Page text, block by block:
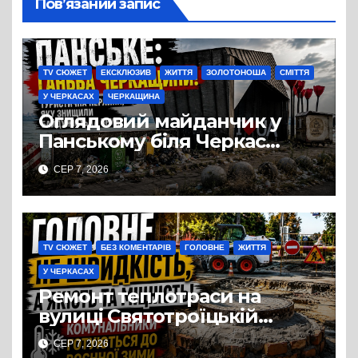
Пов’язаний запис
TV СЮЖЕТ ЕКСКЛЮЗИВ ЖИТТЯ ЗОЛОТОНОША СМІТТЯ
У ЧЕРКАСАХ ЧЕРКАЩИНА
Оглядовий майданчик у
Панському біля Черкас
перетворився на занедбане
сміттєзвалище
СЕР 7, 2026
TV СЮЖЕТ БЕЗ КОМЕНТАРІВ ГОЛОВНЕ ЖИТТЯ
У ЧЕРКАСАХ
Ремонт теплотраси на
вулиці Святотроїцькій
затягнувся порівняно із
СЕР 7, 2026